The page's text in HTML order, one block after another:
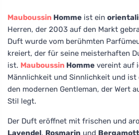
Mauboussin Homme ist ein
Herren, der 2003 auf den Markt
Duft wurde vom berühmten
kreiert, der für seine meisterhaften
ist. Mauboussin Homme vereint auf
Männlichkeit und Sinnlichkeit und
den modernen Gentleman, der Wert
Stil legt.
Der Duft eröffnet mit frischen und
Lavendel, Rosmarin und